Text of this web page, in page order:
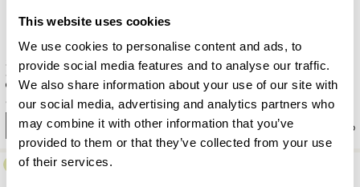
This website uses cookies
We use cookies to personalise content and ads, to
provide social media features and to analyse our traffic.
We also share information about your use of our site with
our social media, advertising and analytics partners who
may combine it with other information that you’ve
provided to them or that they’ve collected from your use
of their services.
Studio Computerhülle 15
Schwarz
829,00kr.
In den warenkorb
Studio Computerhülle 15 Beige
829,00kr.580,30kr.
In den warenkorb
-30%